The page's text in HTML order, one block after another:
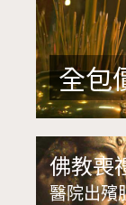
全包
佛教喪
醫院出殯